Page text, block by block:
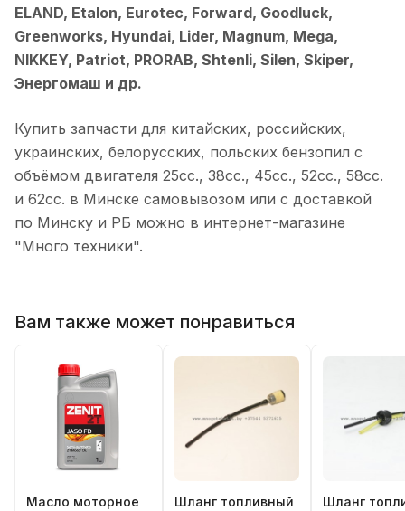
ELAND, Etalon, Eurotec, Forward, Goodluck,
Greenworks, Hyundai, Lider, Magnum, Mega,
NIKKEY, Patriot, PRORAB, Shtenli, Silen, Skiper,
Энергомаш и др.
Купить запчасти для китайских, российских,
украинских, белорусских, польских бензопил с
объёмом двигателя 25сс., 38сс., 45сс., 52сс., 58сс.
и 62сс. в Минске самовывозом или с доставкой
по Минску и РБ можно в интернет-магазине
"Много техники".
Вам также может понравиться
Масло моторное
Шланг топливный
Шланг